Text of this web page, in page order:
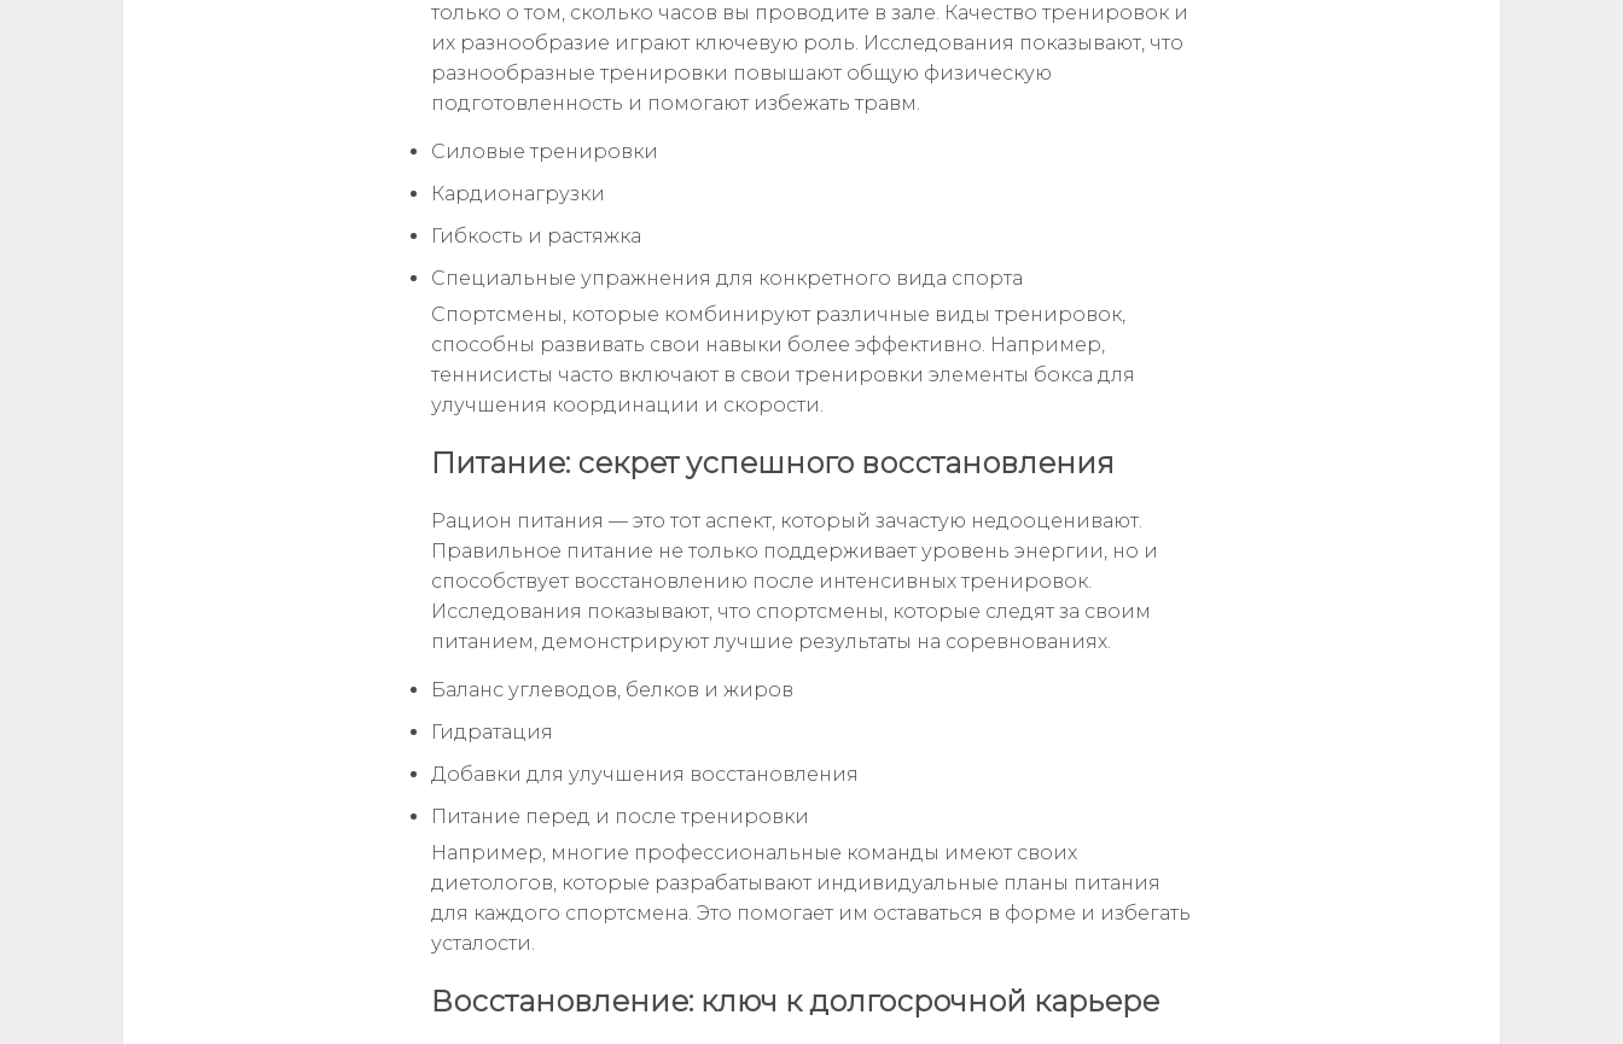
только о том, сколько часов вы проводите в зале. Качество тренировок и
их разнообразие играют ключевую роль. Исследования показывают, что
разнообразные тренировки повышают общую физическую
подготовленность и помогают избежать травм.
Силовые тренировки
Кардионагрузки
Гибкость и растяжка
Специальные упражнения для конкретного вида спорта
Спортсмены, которые комбинируют различные виды тренировок,
способны развивать свои навыки более эффективно. Например,
теннисисты часто включают в свои тренировки элементы бокса для
улучшения координации и скорости.
Питание: секрет успешного восстановления
Рацион питания — это тот аспект, который зачастую недооценивают.
Правильное питание не только поддерживает уровень энергии, но и
способствует восстановлению после интенсивных тренировок.
Исследования показывают, что спортсмены, которые следят за своим
питанием, демонстрируют лучшие результаты на соревнованиях.
Баланс углеводов, белков и жиров
Гидратация
Добавки для улучшения восстановления
Питание перед и после тренировки
Например, многие профессиональные команды имеют своих
диетологов, которые разрабатывают индивидуальные планы питания
для каждого спортсмена. Это помогает им оставаться в форме и избегать
усталости.
Восстановление: ключ к долгосрочной карьере